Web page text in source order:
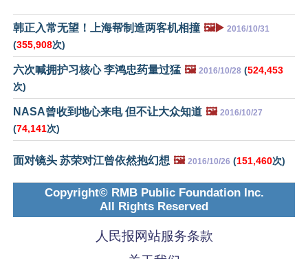
韩正入常无望！上海帮制造两客机相撞 🖼️▶️ 2016/10/31
(355,908次)
六次喊拥护习核心 李鸿忠药量过猛 🖼️ 2016/10/28 (524,453
次)
NASA曾收到地心来电 但不让大众知道 🖼️ 2016/10/27
(74,141次)
面对镜头 苏荣对江曾依然抱幻想 🖼️ 2016/10/26 (151,460次)
Copyright© RMB Public Foundation Inc.
All Rights Reserved
人民报网站服务条款